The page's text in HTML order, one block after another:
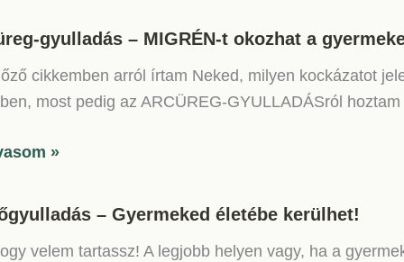
gyulladás – MIGRÉN-t okozhat a
cikkemben arról írtam Neked, milyen kockázatot
most pedig az ARCÜREG-GYULLADÁSról
»
– Gyermeked életébe kerülhet!
velem tartassz! A legjobb helyen vagy, ha a